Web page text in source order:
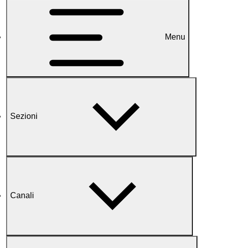
Menu
Sezioni
Canali